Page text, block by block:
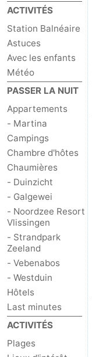
ACTIVITÉS
Station Balnéaire
Astuces
Avec les enfants
Météo
PASSER LA NUIT
Appartements
- Martina
Campings
Chambre d'hôtes
Chaumières
- Duinzicht
- Galgewei
- Noordzee Resort
Vlissingen
- Strandpark
Zeeland
- Vebenabos
- Westduin
Hôtels
Last minutes
ACTIVITÉS
Plages